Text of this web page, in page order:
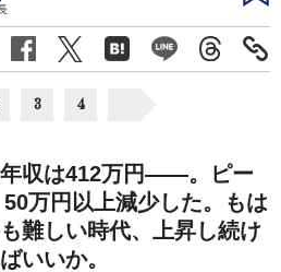
3 4
収は412万円――。ピー
万円以上減少した。もは
難しい時代、上昇し続け
いいか。